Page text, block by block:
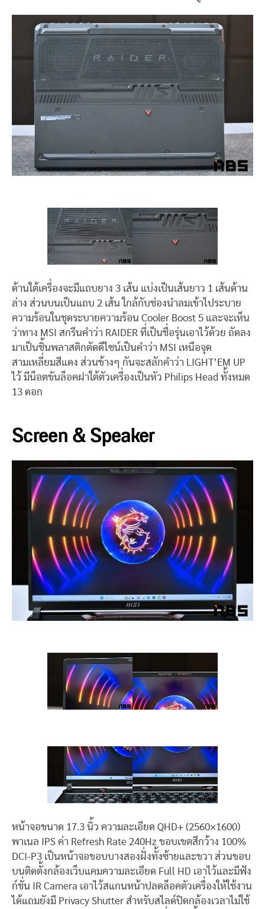
ด้านใต้เครื่องจะมีแถบยาง 3 เส้น แบ่งเป็นเส้นยาว 1 เส้นด้าน
ล่าง ส่วนบนเป็นแถบ 2 เส้น ใกล้กับช่องนำลมเข้าไประบาย
ความร้อนในชุดระบายความร้อน Cooler Boost 5 และจะเห็น
ว่าทาง MSI สกรีนคำว่า RAIDER ที่เป็นชื่อรุ่นเอาไว้ด้วย ถัดลง
มาเป็นชิ้นพลาสติกตัดดีไซน์เป็นคำว่า MSI เหนือจุด
สามเหลี่ยมสีแดง ส่วนข้างๆ กันจะสลักคำว่า LIGHT’EM UP
ไว้ มีน็อตขันล็อคฝาใต้ตัวเครื่องเป็นหัว Philips Head ทั้งหมด
13 ดอก
Screen & Speaker
หน้าจอขนาด 17.3 นิ้ว ความละเอียด QHD+ (2560×1600)
พาเนล IPS ค่า Refresh Rate 240Hz ขอบเขตสีกว้าง 100%
DCI-P3 เป็นหน้าจอขอบบางสองฝั่งทั้งซ้ายและขวา ส่วนขอบ
บนติดตั้งกล้องเว็บแคมความละเอียด Full HD เอาไว้และมีฟัง
ก์ชั่น IR Camera เอาไว้สแกนหน้าปลดล็อคตัวเครื่องให้ใช้งาน
ได้แถมยังมี Privacy Shutter สำหรับสไลด์ปิดกล้องเวลาไม่ใช้